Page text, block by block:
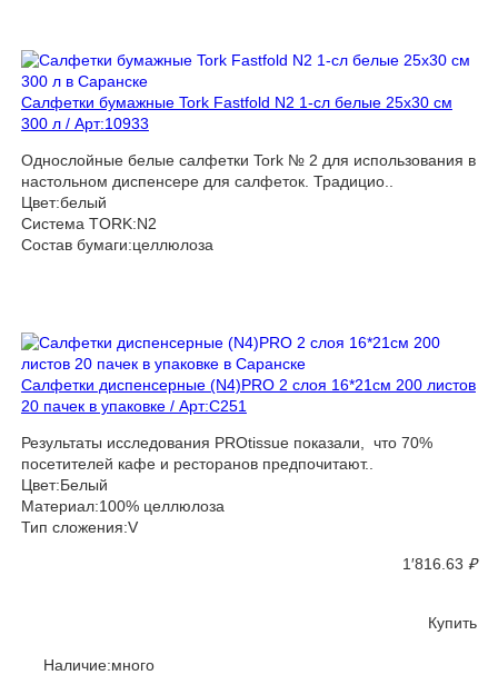
Салфетки бумажные Tork Fastfold N2 1-сл белые 25х30 см
300 л / Арт:10933
Однослойные белые салфетки Tork № 2 для использования в
настольном диспенсере для салфеток. Традицио..
Цвет:белый
Система TORK:N2
Состав бумаги:целлюлоза
Салфетки диспенсерные (N4)PRO 2 слоя 16*21см 200 листов
20 пачек в упаковке / Арт:С251
Результаты исследования PROtissue показали, что 70%
посетителей кафе и ресторанов предпочитают..
Цвет:Белый
Материал:100% целлюлоза
Тип сложения:V
1′816.63₽
Купить
Наличие:много